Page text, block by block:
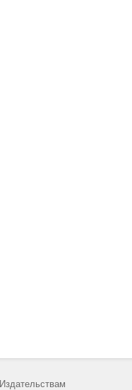
Издательствам